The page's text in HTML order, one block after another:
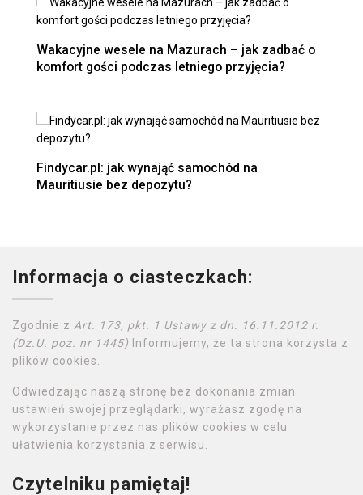
Wakacyjne wesele na Mazurach – jak zadbać o
komfort gości podczas letniego przyjęcia?
Findycar.pl: jak wynająć samochód na
Mauritiusie bez depozytu?
Informacja o ciasteczkach:
Zgodnie z Art. 173, pkt. 1 Ustawy z dn. 16.11.2012 r.
(Dz.U. poz. nr 1445) Informujemy, że ta strona korzysta z
plików cookies.
Odwiedzając naszą stronę bez dokonania zmian
ustawień swojej przeglądarki, wyrażasz zgodę na
wykorzystanie przez nas plików cookies w celu
ułatwienia korzystania z serwisu.
Czytelniku pamiętaj!